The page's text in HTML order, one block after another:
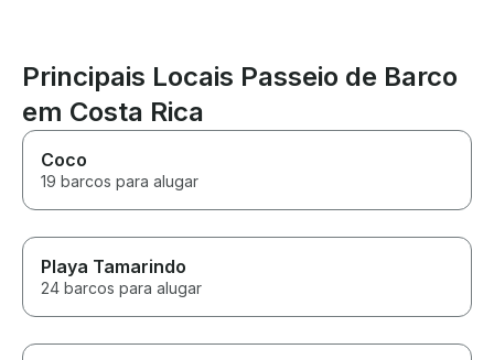
Principais Locais Passeio de Barco
em Costa Rica
Coco
19 barcos para alugar
Playa Tamarindo
24 barcos para alugar